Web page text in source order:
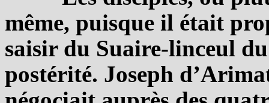
même, puisque il était
saisir du Suaire-linceul
postérité. Joseph